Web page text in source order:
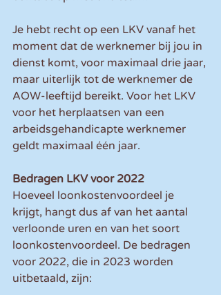
Je hebt recht op een LKV vanaf het
moment dat de werknemer bij jou in
dienst komt, voor maximaal drie jaar,
maar uiterlijk tot de werknemer de
AOW-leeftijd bereikt. Voor het LKV
voor het herplaatsen van een
arbeidsgehandicapte werknemer
geldt maximaal één jaar.
Bedragen LKV voor 2022
Hoeveel loonkostenvoordeel je
krijgt, hangt dus af van het aantal
verloonde uren en van het soort
loonkostenvoordeel. De bedragen
voor 2022, die in 2023 worden
uitbetaald, zijn: